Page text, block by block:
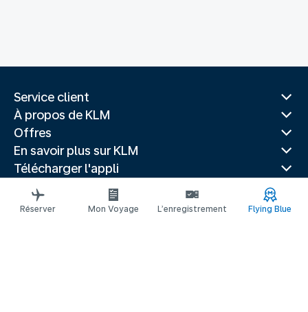
Service client
À propos de KLM
Offres
En savoir plus sur KLM
Télécharger l'appli
Sites Web associés
Guides de voyage
Réserver Mon Voyage L’enregistrement Flying Blue